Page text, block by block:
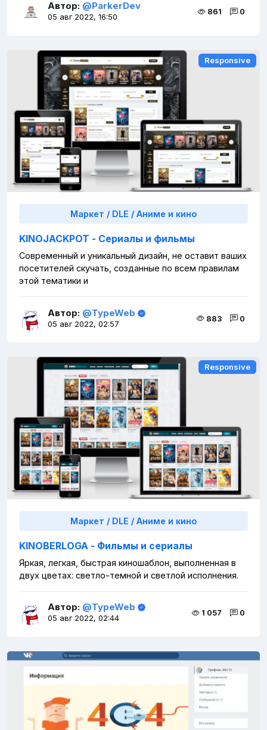
Автор: @ParkerDev
05 авг 2022, 16:50
861 0
Responsive
Responsive
Маркет / DLE / Аниме и кино
KINOJACKPOT - Сериалы и фильмы
Современный и уникальный дизайн, не оставит ваших
посетителей скучать, созданные по всем правилам
этой тематики и
Автор: @TypeWeb
05 авг 2022, 02:57
883 0
Responsive
Responsive
Маркет / DLE / Аниме и кино
KINOBERLOGA - Фильмы и сериалы
Яркая, легкая, быстрая киношаблон, выполненная в
двух цветах: светло-темной и светлой исполнения.
Автор: @TypeWeb
05 авг 2022, 02:44
1 057 0